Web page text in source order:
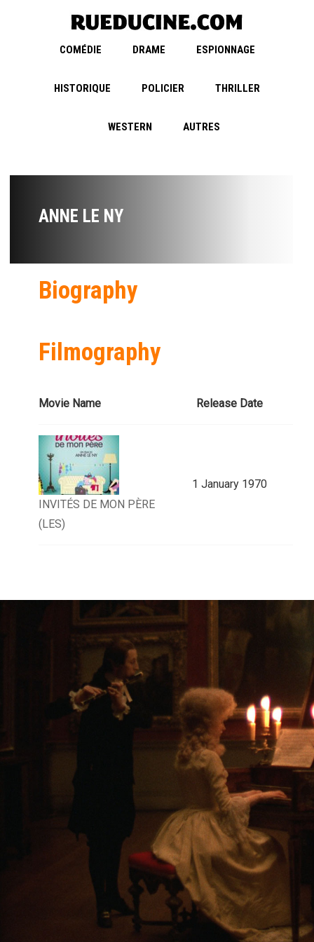
COMÉDIE DRAME ESPIONNAGE
HISTORIQUE POLICIER THRILLER
WESTERN AUTRES
ANNE LE NY
Biography
Filmography
Movie Name Release Date
INVITÉS DE MON PÈRE
(LES)
1 January 1970